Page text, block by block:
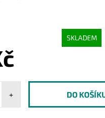
SKLADEM
+